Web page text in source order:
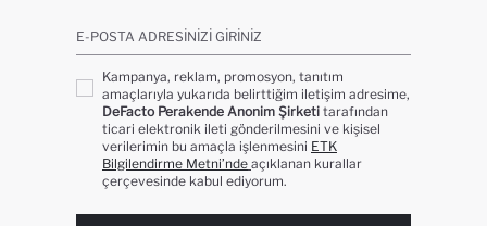
E-POSTA ADRESINIZI GIRINIZ
Kampanya, reklam, promosyon, tanıtım
amaçlarıyla yukarıda belirttiğim iletişim adresime,
DeFacto Perakende Anonim Şirketi tarafından
ticari elektronik ileti gönderilmesini ve kişisel
verilerimin bu amaçla işlenmesini ETK
Bilgilendirme Metni’nde açıklanan kurallar
çerçevesinde kabul ediyorum.